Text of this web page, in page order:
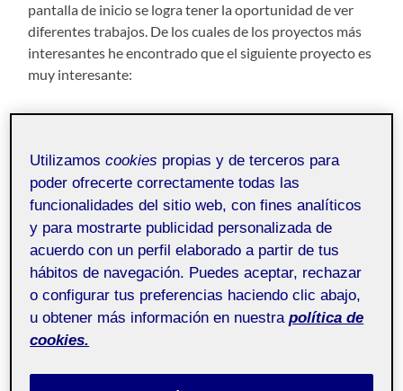
pantalla de inicio se logra tener la oportunidad de ver
diferentes trabajos. De los cuales de los proyectos más
interesantes he encontrado que el siguiente proyecto es
muy interesante:
Un robot es el jardinero, una bañera es el lugar de
encuentro en internet. Y desde allí se puede controlar el
brazo del robot, para sembrar semillas, regar plantas y
observar el crecimiento del jardín en tiempo real
mediante una cámara.http://www.medienkunstnetz.de
Utilizamoscookies propias y de terceros para
poder ofrecerte correctamente todas las
funcionalidades del sitio web, con fines analíticos
y para mostrarte publicidad personalizada de
acuerdo con un perfil elaborado a partir de tus
hábitos de navegación. Puedes aceptar, rechazar
o configurar tus preferencias haciendo clic abajo,
u obtener más información en nuestra política de
cookies.